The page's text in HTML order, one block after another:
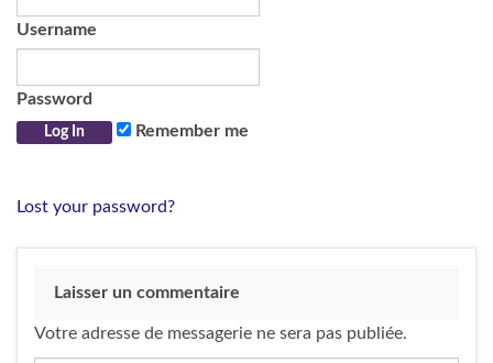
Username
Password
Remember me
Lost your password?
Laisser un commentaire
Votre adresse de messagerie ne sera pas publiée.